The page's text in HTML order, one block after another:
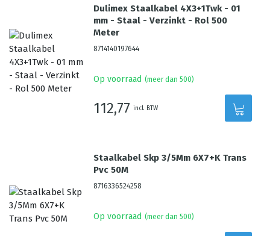
Dulimex Staalkabel 4X3+1Twk - 01
mm - Staal - Verzinkt - Rol 500
Meter
8714140197644
Op voorraad (meer dan 500)
112,77 incl. BTW
Staalkabel Skp 3/5Mm 6X7+K Trans
Pvc 50M
8716336524258
Op voorraad (meer dan 500)